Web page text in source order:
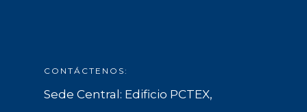
CONTÁCTENOS:
Sede Central: Edificio PCTEX,